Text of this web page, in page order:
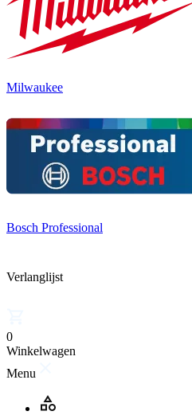
Milwaukee
Bosch Professional
Verlanglijst
0
Winkelwagen
Menu